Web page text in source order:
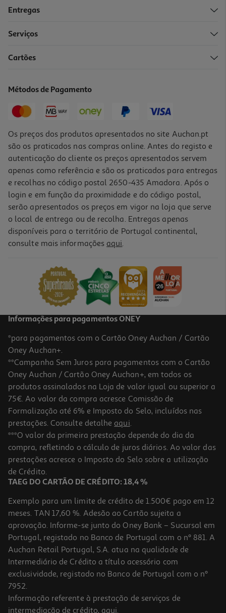
Tostas Cem Porcento Integrais Alfarroba 250g
5.0
Tarallini Terre Di Puglia Pesto 80g
12.38 €/Kg
0,99 €
Entregas
Serviços
Cartões
Métodos de Pagamento
Os preços dos produtos apresentados no site Auchan.pt
são os praticados nas compras online. Antes do registo e
autenticação do cliente os preços apresentados servem
apenas como referência e são os praticados para entregas
e recolhas no código postal 2650-435 Amadora. Após o
login e em função da proximidade e do código postal,
serão apresentados os preços em vigor na loja que serve
o local de entrega ou de recolha. Entregas apenas
disponíveis para o território de Portugal continental,
consulte mais informações aqui.
Informações para pagamentos ONEY
*para pagamentos com o Cartão Oney Auchan / Cartão
Oney Auchan+.
**Campanha Sem Juros para pagamentos com o Cartão
Oney Auchan / Cartão Oney Auchan+, em todos os
produtos assinalados na Loja de valor igual ou superior a
75€. Ao valor da compra acresce Comissão de
Formalização até 6% e Imposto do Selo, incluídos nas
prestações. Consulte detalhe aqui.
***O valor da primeira prestação depende do dia da
compra, refletindo o cálculo de juros diários. Ao valor das
prestações acresce o Imposto do Selo sobre a utilização
de Crédito.
TAEG DO CARTÃO DE CRÉDITO: 18,4 %
Exemplo para um limite de crédito de 1.500€ pago em 12
meses. TAN 17,60 %. Adesão ao Cartão sujeita a
aprovação. Informe-se junto do Oney Bank – Sucursal em
Portugal, registado no Banco de Portugal com o nº 881. A
Auchan Retail Portugal, S.A. atua na qualidade de
Intermediário de Crédito a título acessório com
exclusividade, registado no Banco de Portugal com o nº
7952.
Informação referente à prestação de serviços de
intermediação de crédito, aqui.